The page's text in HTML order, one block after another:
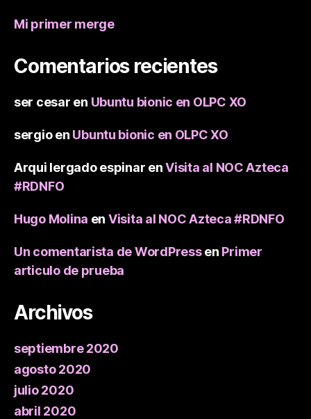
Mi primer merge
Comentarios recientes
ser cesar en Ubuntu bionic en OLPC XO
sergioen Ubuntu bionic en OLPC XO
Arqui lergado espinar enVisita al NOC Azteca
#RDNFO
Hugo Molina en Visita al NOC Azteca #RDNFO
Un comentarista de WordPressen Primer
articulo de prueba
Archivos
septiembre 2020
agosto 2020
julio 2020
abril 2020